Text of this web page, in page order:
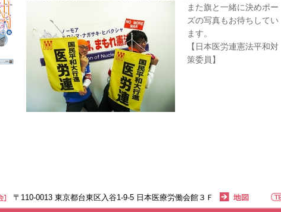
また旗と一緒に決めポー
ズの写真もお待ちしてい
ます。
【日本医労連憲法平和対
策委員】
〒110-0013 東京都台東区入谷1-9-5 日本医療労働会館３Ｆ